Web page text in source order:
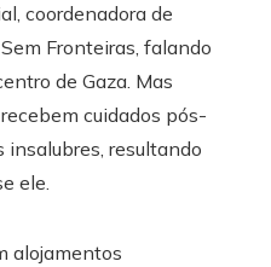
coordenadora de
Fronteiras, falando
de Gaza. Mas
cuidados pós-
resultando
ele.
alojamentos